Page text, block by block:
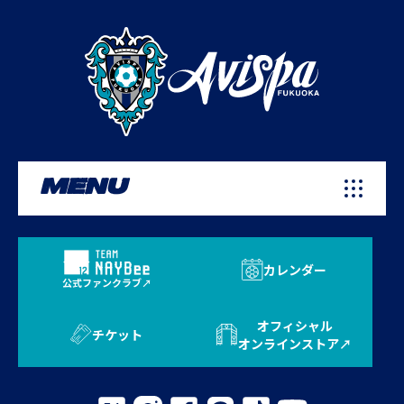
MENU
公式ファンクラブ
カレンダー
チケット
オフィシャル
オンラインストア